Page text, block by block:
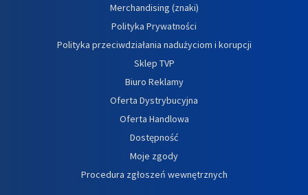
Merchandising (znaki)
Polityka Prywatności
Polityka przeciwdziałania nadużyciom i korupcji
Sklep TVP
Biuro Reklamy
Oferta Dystrybucyjna
Oferta Handlowa
Dostępność
Moje zgody
Procedura zgłoszeń wewnętrznych